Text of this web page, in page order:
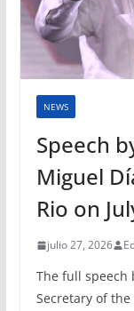
NEWS
Speech
Miguel
Rio on
julio 27, 2026
The full speech
Secretary of